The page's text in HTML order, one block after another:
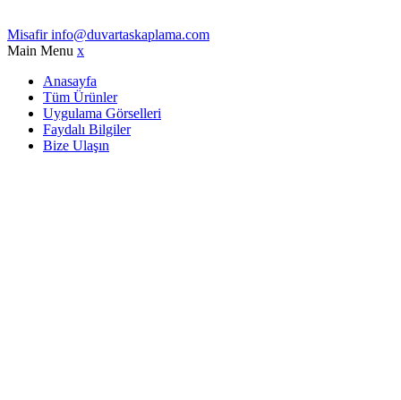
Misafirinfo@duvartaskaplama.com
Main Menu x
Anasayfa
Tüm Ürünler
Uygulama Görselleri
Faydalı Bilgiler
Bize Ulaşın